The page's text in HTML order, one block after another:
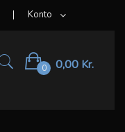
Konto
0 0,00 Kr.